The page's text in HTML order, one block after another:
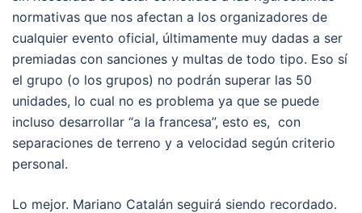
normativas que nos afectan a los organizadores de
cualquier evento oficial, últimamente muy dadas a ser
premiadas con sanciones y multas de todo tipo. Eso sí
el grupo (o los grupos) no podrán superar las 50
unidades, lo cual no es problema ya que se puede
incluso desarrollar “a la francesa”, esto es, con
separaciones de terreno y a velocidad según criterio
personal.
Lo mejor. Mariano Catalán seguirá siendo recordado.